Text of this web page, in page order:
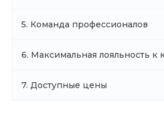
5. Команда профессионалов
6. Максимальная лояльность к
7. Доступные цены